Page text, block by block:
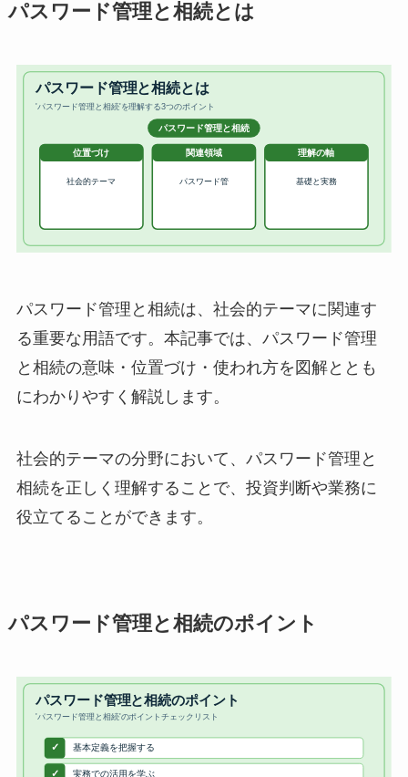
パスワード管理と相続とは
パスワード管理と相続は、社会的テーマに関連す
る重要な用語です。本記事では、パスワード管理
と相続の意味・位置づけ・使われ方を図解ととも
にわかりやすく解説します。
社会的テーマの分野において、パスワード管理と
相続を正しく理解することで、投資判断や業務に
役立てることができます。
パスワード管理と相続のポイント